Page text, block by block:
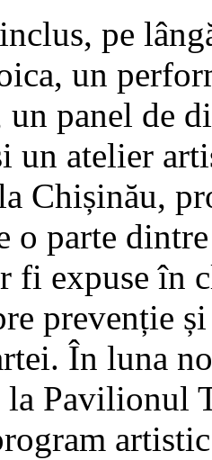
pe
un
panel de
un atelier
Chișinău,
o parte
fi expuse în
prevenție
În luna
la Pavilionul